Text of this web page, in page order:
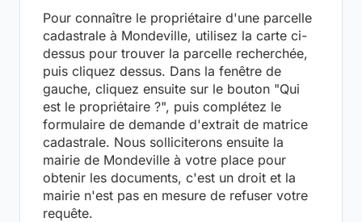
Pour connaître le propriétaire d'une parcelle
cadastrale à Mondeville, utilisez la carte ci-
dessus pour trouver la parcelle recherchée,
puis cliquez dessus. Dans la fenêtre de
gauche, cliquez ensuite sur le bouton "Qui
est le propriétaire ?", puis complétez le
formulaire de demande d'extrait de matrice
cadastrale. Nous solliciterons ensuite la
mairie de Mondeville à votre place pour
obtenir les documents, c'est un droit et la
mairie n'est pas en mesure de refuser votre
requête.